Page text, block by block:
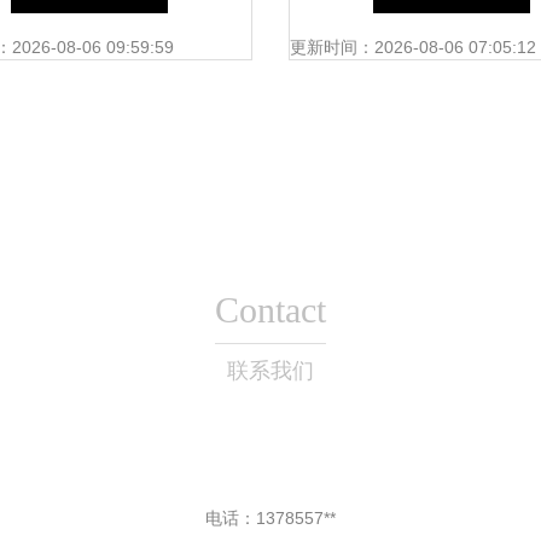
堂承包管理在北京生活
2026-08-06 09:59:59 更新时间：2026-08-06 07:05:12
Contact
联系我们
电话：1378557**